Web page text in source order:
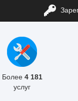
Более 4 181
услуг